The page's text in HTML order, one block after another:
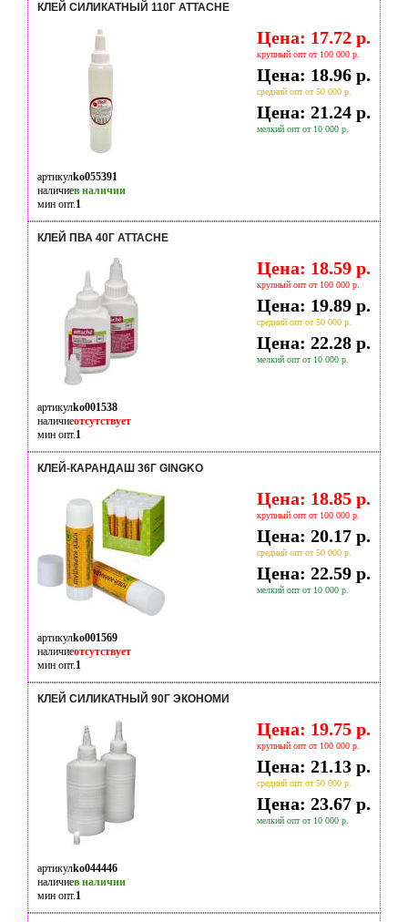
КЛЕЙ СИЛИКАТНЫЙ 110Г ATTACHE
Цена: 17.72 р.
крупный опт от 100 000 р.
Цена: 18.96 р.
средний опт от 50 000 р.
Цена: 21.24 р.
мелкий опт от 10 000 р.
артикулko055391
наличиев наличии
мин опт.1
КЛЕЙ ПВА 40Г ATTACHE
Цена: 18.59 р.
крупный опт от 100 000 р.
Цена: 19.89 р.
средний опт от 50 000 р.
Цена: 22.28 р.
мелкий опт от 10 000 р.
артикулko001538
наличиеотсутствует
мин опт.1
КЛЕЙ-КАРАНДАШ 36Г GINGKO
Цена: 18.85 р.
крупный опт от 100 000 р.
Цена: 20.17 р.
средний опт от 50 000 р.
Цена: 22.59 р.
мелкий опт от 10 000 р.
артикулko001569
наличиеотсутствует
мин опт.1
КЛЕЙ СИЛИКАТНЫЙ 90Г ЭКОНОМИ
Цена: 19.75 р.
крупный опт от 100 000 р.
Цена: 21.13 р.
средний опт от 50 000 р.
Цена: 23.67 р.
мелкий опт от 10 000 р.
артикулko044446
наличиев наличии
мин опт.1